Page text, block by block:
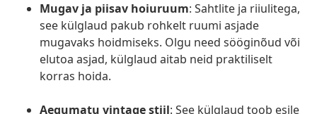
Mugav ja piisav hoiuruum: Sahtlite ja riiulitega,
see külglaud pakub rohkelt ruumi asjade
mugavaks hoidmiseks. Olgu need sööginõud või
elutoa asjad, külglaud aitab neid praktiliselt
korras hoida.
Aegumatu vintage stiil: See külglaud toob esile